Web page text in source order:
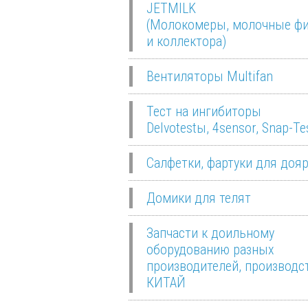
JETMILK
(Молокомеры, молочные
и коллектора)
Вентиляторы Multifan
Тест на ингибиторы
Delvotestы, 4sensor, Snap-
Салфетки, фартуки для
Домики для телят
Запчасти к доильному
оборудованию разных
производителей,
КИТАЙ